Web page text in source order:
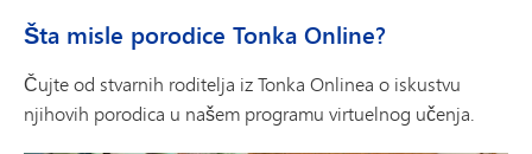
Šta misle porodice Tonka Online?
Čujte od stvarnih roditelja iz Tonka Onlinea o iskustvu
njihovih porodica u našem programu virtuelnog učenja.